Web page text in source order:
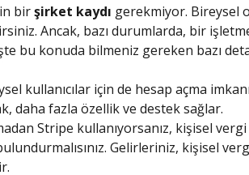
birşirket kaydı gerekmiyor. Bireysel
Ancak, bazı durumlarda, bir
bu konuda bilmeniz gereken bazı
kullanıcılar için de hesap açma
daha fazla özellik ve destek sağlar.
Stripe kullanıyorsanız, kişisel vergi
Gelirleriniz, kişisel